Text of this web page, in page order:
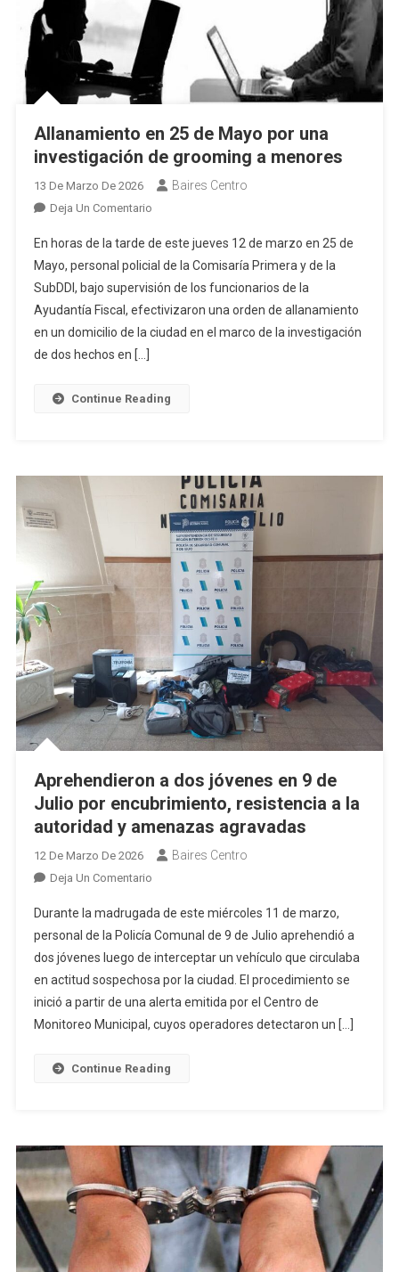
Allanamiento en 25 de Mayo por una
investigación de grooming a menores
13 De Marzo De 2026 Baires Centro
Deja Un ComentarioEn
En
25
De
Mayo
Por
De
En horas de la tarde de este jueves 12 de marzo en 25 de
Mayo, personal policial de la Comisaría Primera y de la
SubDDI, bajo supervisión de los funcionarios de la
Ayudantía Fiscal, efectivizaron una orden de allanamiento
en un domicilio de la ciudad en el marco de la investigación
de dos hechos en […]
Continue Reading
Aprehendieron a dos jóvenes en 9 de
Julio por encubrimiento, resistencia a la
autoridad y amenazas agravadas
12 De Marzo De 2026 Baires Centro
Deja Un ComentarioEn
A
Dos
Jóvenes
En
9
De
Por
La
Autoridad
Y
Amenazas
Agravadas
Durante la madrugada de este miércoles 11 de marzo,
personal de la Policía Comunal de 9 de Julio aprehendió a
dos jóvenes luego de interceptar un vehículo que circulaba
en actitud sospechosa por la ciudad. El procedimiento se
inició a partir de una alerta emitida por el Centro de
Monitoreo Municipal, cuyos operadores detectaron un […]
Continue Reading